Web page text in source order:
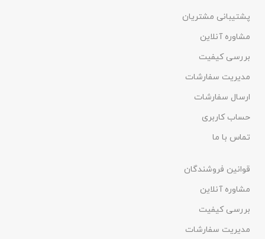
پشتیبانی مشتریان
مشاوره آنلاین
بررسی کیفیت
مدیریت سفارشات
ارسال سفارشات
حساب کاربری
تماس با ما
قوانین فروشندگان
مشاوره آنلاین
بررسی کیفیت
مدیریت سفارشات